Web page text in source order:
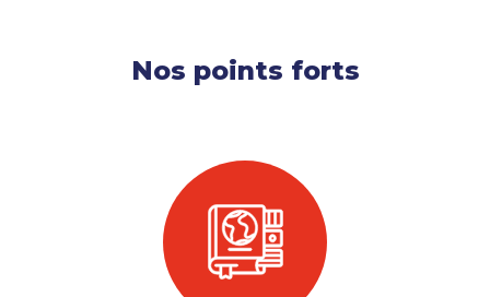
Nos points forts